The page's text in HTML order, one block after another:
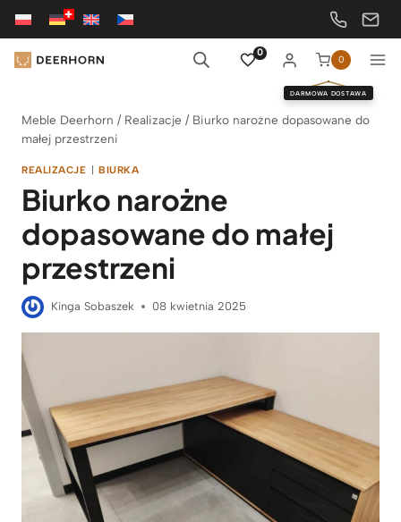
Przejdź
treści
0
0
DARMOWA DOSTAWA
Meble Deerhorn / Realizacje / Biurko narożne dopasowane do
małej przestrzeni
REALIZACJE | BIURKA
Biurko narożne
dopasowane do małej
przestrzeni
Kinga Sobaszek 08 kwietnia 2025